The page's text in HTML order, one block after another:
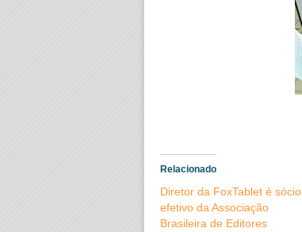
Relacionado
Diretor da FoxTablet é sócio
efetivo da Associação
Brasileira de Editores